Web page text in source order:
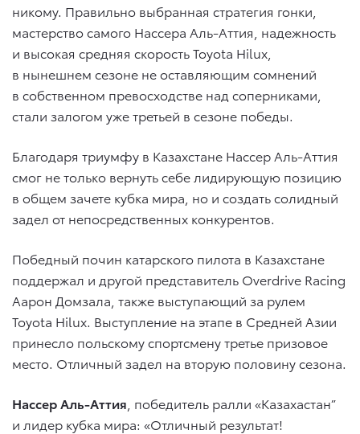
никому. Правильно выбранная стратегия гонки,
мастерство самого Нассера Аль-Аттия, надежность
и высокая средняя скорость Toyota Hilux,
в нынешнем сезоне не оставляющим сомнений
в собственном превосходстве над соперниками,
стали залогом уже третьей в сезоне победы.
Благодаря триумфу в Казахстане Нассер Аль-Аттия
смог не только вернуть себе лидирующую позицию
в общем зачете кубка мира, но и создать солидный
задел от непосредственных конкурентов.
Победный почин катарского пилота в Казахстане
поддержал и другой представитель Overdrive Racing
Аарон Домзала, также выступающий за рулем
Toyota Hilux. Выступление на этапе в Средней Азии
принесло польскому спортсмену третье призовое
место. Отличный задел на вторую половину сезона.
Нассер Аль-Аттия , победитель ралли «Казахастан”
и лидер кубка мира: «Отличный результат!